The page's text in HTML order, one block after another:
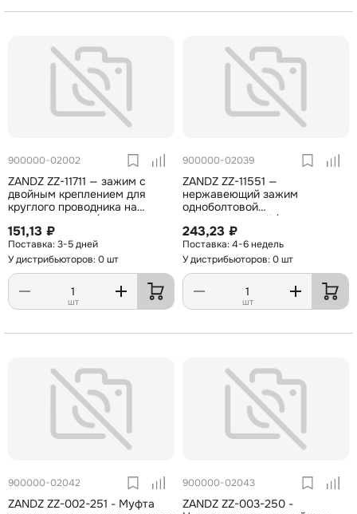
900000-02002
ZANDZ ZZ-11711 — зажим с
двойным креплением для
круглого проводника на
плоскую крышу (D8-10 мм;
пластик, бетон)
151,13 ₽
3-5 дней
У дистрибьюторов: 0 шт
шт
900000-02039
ZANDZ ZZ-11551 —
нержавеющий зажим
одноболтовой
коммутирующий (AISI 304; D8-
10 мм; пластина 2 мм)
243,23 ₽
4-6 недель
У дистрибьюторов: 0 шт
шт
900000-02042
ZANDZ ZZ-002-251 - Муфта
900000-02043
ZANDZ ZZ-003-250 -